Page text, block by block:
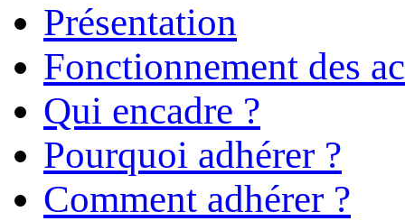
Présentation
Fonctionnement des
Qui encadre ?
Pourquoi adhérer ?
Comment adhérer ?